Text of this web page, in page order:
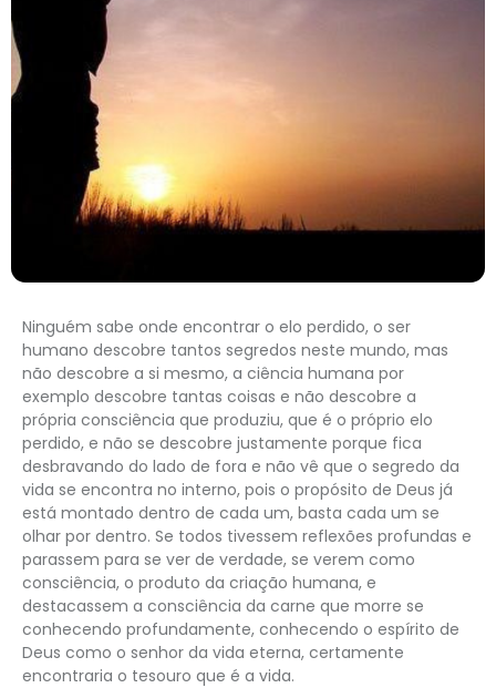
Ninguém sabe onde encontrar o elo perdido, o ser
humano descobre tantos segredos neste mundo, mas
não descobre a si mesmo, a ciência humana por
exemplo descobre tantas coisas e não descobre a
própria consciência que produziu, que é o próprio elo
perdido, e não se descobre justamente porque fica
desbravando do lado de fora e não vê que o segredo da
vida se encontra no interno, pois o propósito de Deus já
está montado dentro de cada um, basta cada um se
olhar por dentro. Se todos tivessem reflexões profundas e
parassem para se ver de verdade, se verem como
consciência, o produto da criação humana, e
destacassem a consciência da carne que morre se
conhecendo profundamente, conhecendo o espírito de
Deus como o senhor da vida eterna, certamente
encontraria o tesouro que é a vida.